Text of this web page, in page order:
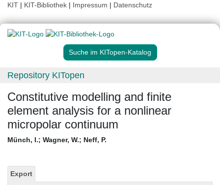
KIT | KIT-Bibliothek | Impressum | Datenschutz
Suche im KITopen-Katalog
Repository KITopen
Constitutive modelling and finite
element analysis for a nonlinear
micropolar continuum
Münch, I.; Wagner, W.; Neff, P.
Export